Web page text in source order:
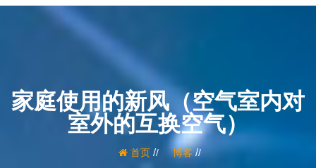
家庭使用的新风（空气室内对
室外的互换空气）
首页/ 博客/